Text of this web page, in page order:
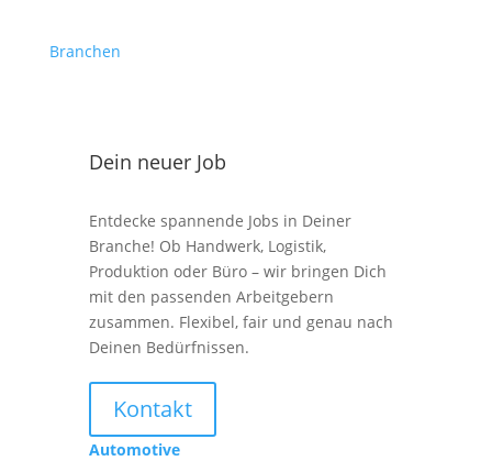
Branchen
Dein neuer Job
Entdecke spannende Jobs in Deiner
Branche! Ob Handwerk, Logistik,
Produktion oder Büro – wir bringen Dich
mit den passenden Arbeitgebern
zusammen. Flexibel, fair und genau nach
Deinen Bedürfnissen.
Kontakt
Automotive